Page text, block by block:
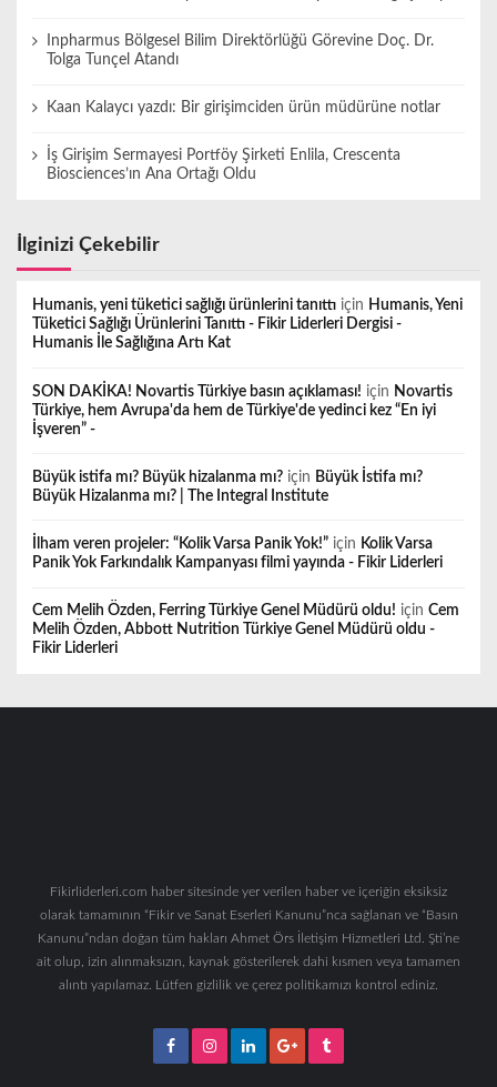
Inpharmus Bölgesel Bilim Direktörlüğü Görevine Doç. Dr.
Tolga Tunçel Atandı
Kaan Kalaycı yazdı: Bir girişimciden ürün müdürüne notlar
İş Girişim Sermayesi Portföy Şirketi Enlila, Crescenta
Biosciences’ın Ana Ortağı Oldu
İlginizi Çekebilir
Humanis, yeni tüketici sağlığı ürünlerini tanıttı için Humanis, Yeni
Tüketici Sağlığı Ürünlerini Tanıttı - Fikir Liderleri Dergisi -
Humanis İle Sağlığına Artı Kat
SON DAKİKA! Novartis Türkiye basın açıklaması! için Novartis
Türkiye, hem Avrupa'da hem de Türkiye'de yedinci kez “En iyi
İşveren” -
Büyük istifa mı? Büyük hizalanma mı? için Büyük İstifa mı?
Büyük Hizalanma mı? | The Integral Institute
İlham veren projeler: “Kolik Varsa Panik Yok!” için Kolik Varsa
Panik Yok Farkındalık Kampanyası filmi yayında - Fikir Liderleri
Cem Melih Özden, Ferring Türkiye Genel Müdürü oldu! için Cem
Melih Özden, Abbott Nutrition Türkiye Genel Müdürü oldu -
Fikir Liderleri
Fikirliderleri.com haber sitesinde yer verilen haber ve içeriğin eksiksiz
olarak tamamının “Fikir ve Sanat Eserleri Kanunu”nca sağlanan ve “Basın
Kanunu”ndan doğan tüm hakları Ahmet Örs İletişim Hizmetleri Ltd. Şti’ne
ait olup, izin alınmaksızın, kaynak gösterilerek dahi kısmen veya tamamen
alıntı yapılamaz. Lütfen gizlilik ve çerez politikamızı kontrol ediniz.